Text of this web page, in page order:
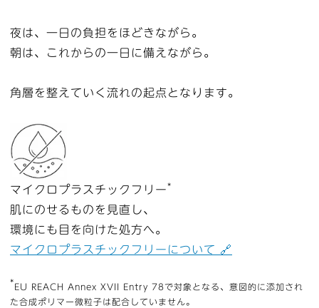
夜は、一日の負担をほどきながら。
朝は、これからの一日に備えながら。
角層を整えていく流れの起点となります。
マイクロプラスチックフリー*
肌にのせるものを見直し、
環境にも目を向けた処方へ。
マイクロプラスチックフリーについて 🔗
* EU REACH Annex XVII Entry 78で対象となる、意図的に添加され
た合成ポリマー微粒子は配合していません。